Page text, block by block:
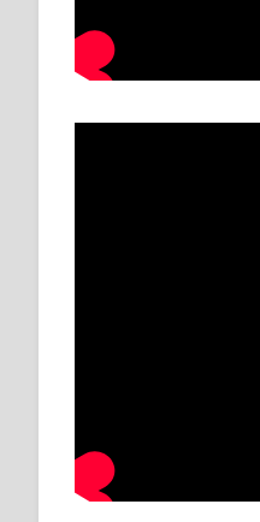
TASAWUF:
"Kotoran
Secara
WAHDATUL